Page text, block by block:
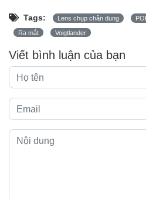
Tags: Lens chụp chân dung
Ra mắt Voigtlander
Viết bình luận của bạn